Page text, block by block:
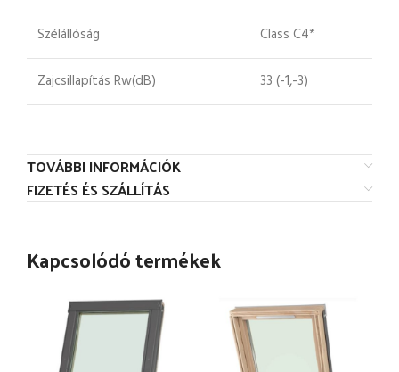
Szélállóság Class C4*
Zajcsillapítás Rw(dB) 33 (-1,-3)
TOVÁBBI INFORMÁCIÓK
FIZETÉS ÉS SZÁLLÍTÁS
Kapcsolódó termékek